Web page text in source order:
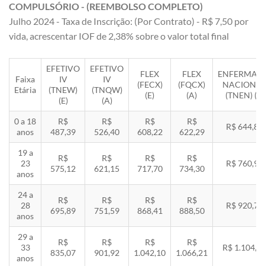
COMPULSÓRIO - (REEMBOLSO COMPLETO)
Julho 2024 - Taxa de Inscrição: (Por Contrato) - R$ 7,50 por
vida, acrescentar IOF de 2,38% sobre o valor total final
Faixa
Etária
EFETIVO
IV
(TNEW)
(E)
EFETIVO
IV
(TNQW)
(A)
FLEX
(FECX)
(E)
FLEX
(FQCX)
(A)
(TNEN) (E)
0 a 18
anos
R$
487,39
R$
526,40
R$
608,22
R$
622,29
R$ 644,85
19 a
23
anos
R$
575,12
R$
621,15
R$
717,70
R$
734,30
R$ 760,92
24 a
28
anos
R$
695,89
R$
751,59
R$
868,41
R$
888,50
R$ 920,71
29 a
33
anos
R$
835,07
R$
901,92
R$
1.042,10
R$
1.066,21
R$